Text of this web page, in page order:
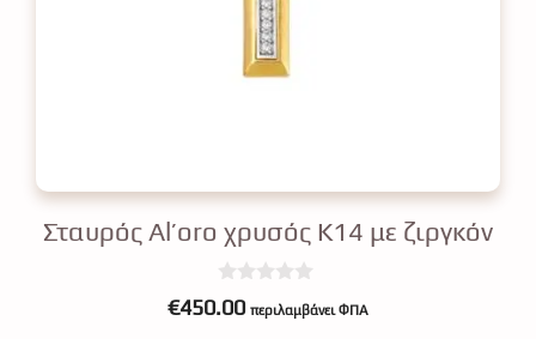
Σταυρός Al’oro χρυσός Κ14 με ζιργκόν
0
o
€450.00 περιλαμβάνει ΦΠΑ